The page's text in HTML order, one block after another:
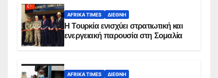
AFRIKA TIMES ΔΙΕΘΝΉ
Η Τουρκία ενισχύει στρατιωτική και
ενεργειακή παρουσία στη Σομαλία
AFRIKA TIMES ΔΙΕΘΝΉ